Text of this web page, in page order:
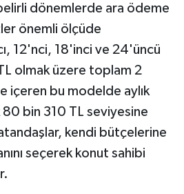
dönemlerde ara ödeme
önemli ölçüde
12'nci, 18'inci ve 24'üncü
olmak üzere toplam 2
içeren bu modelde aylık
80 bin 310 TL seviyesine
kendi bütçelerine
seçerek konut sahibi